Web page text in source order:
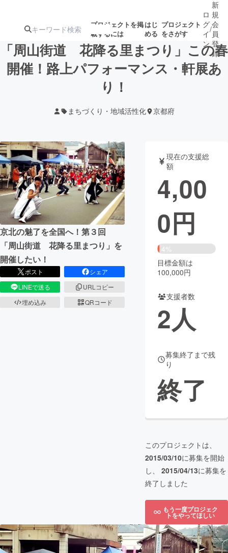
プロジェクトを掲
載するには
はじ
める
プロジェクト
をさがす
注目の新着プロ
テクノロジー・ガジェット
映像・映画 書籍・雑誌
ビジネス・起業 チャレンジ
まちづくり・地域活性化
CAMPFIRE for Social Good CAMPFIRE Creation
CAMPFIREふるさと納税
コミュニティ
ロ
グ
イ
ン
/
新
規
会
員
登
録
「周山街道 花降る里まつり」この春
開催！路上パフォーマンス・軒展あ
り！
まちづくり・地域活性化 京都府
京北の魅了を全国へ！第３回
「周山街道 花降る里まつり」を
開催したい！
ポスト
シェア
LINEで送る
URLコピー
埋め込み
QRコード
現在の支援総
額
4,00
0円
4%
目標金額は
100,000円
支援者数
2人
募集終了まで残
り
終了
このプロジェクトは、
2015/03/10に募集を開始
し、 2015/04/13に募集を
終了しました
もう一度プロジェク
トをやってほしい